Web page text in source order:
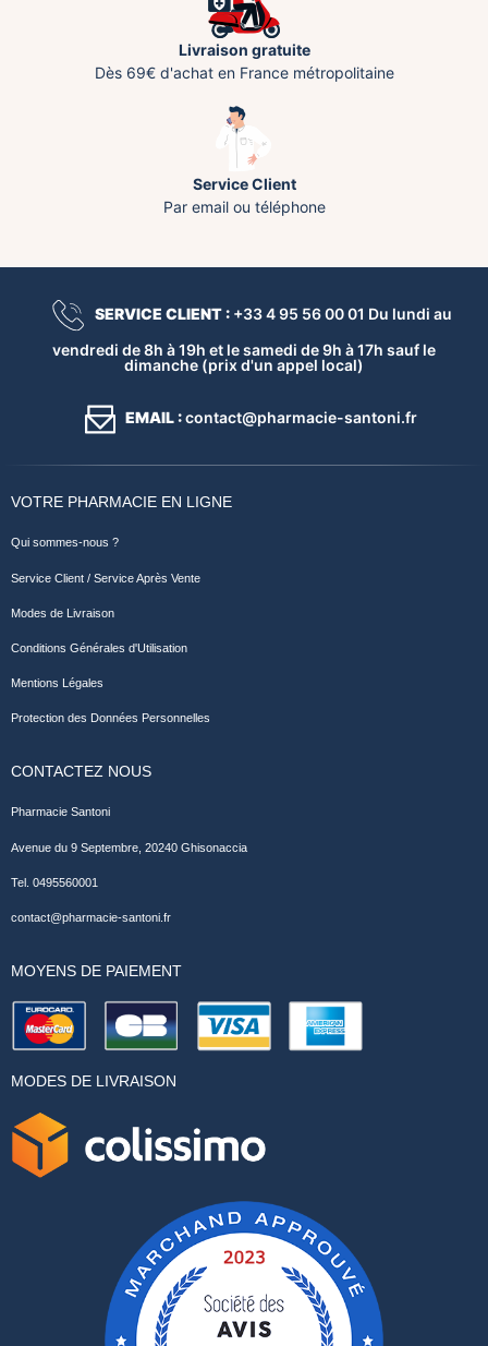
Livraison gratuite
Dès 69€ d'achat en France métropolitaine
Service Client
Par email ou téléphone
SERVICE CLIENT :+33 4 95 56 00 01 Du lundi au
vendredi de 8h à 19h et le samedi de 9h à 17h sauf le
dimanche (prix d'un appel local)
EMAIL :contact@pharmacie-santoni.fr
VOTRE PHARMACIE EN LIGNE
Qui sommes-nous ?
Service Client / Service Après Vente
Modes de Livraison
Conditions Générales d'Utilisation
Mentions Légales
Protection des Données Personnelles
CONTACTEZ NOUS
Pharmacie Santoni
Avenue du 9 Septembre, 20240 Ghisonaccia
Tel. 0495560001
contact@pharmacie-santoni.fr
MOYENS DE PAIEMENT
MODES DE LIVRAISON